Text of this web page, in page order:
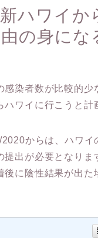
ハワイか
の身にな
感染者数が比較的
ワイに行こうと計
からは、ハワイ
出が必要となり
に陰性結果が出